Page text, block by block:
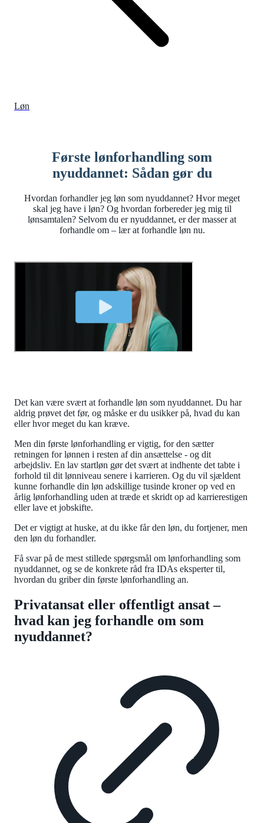
Løn
Første lønforhandling som
nyuddannet: Sådan gør du
Hvordan forhandler jeg løn som nyuddannet? Hvor meget
skal jeg have i løn? Og hvordan forbereder jeg mig til
lønsamtalen? Selvom du er nyuddannet, er der masser at
forhandle om – lær at forhandle løn nu.
Det kan være svært at forhandle løn som nyuddannet. Du har
aldrig prøvet det før, og måske er du usikker på, hvad du kan
eller hvor meget du kan kræve.
Men din første lønforhandling er vigtig, for den sætter
retningen for lønnen i resten af din ansættelse - og dit
arbejdsliv. En lav startløn gør det svært at indhente det tabte i
forhold til dit lønniveau senere i karrieren. Og du vil sjældent
kunne forhandle din løn adskillige tusinde kroner op ved en
årlig lønforhandling uden at træde et skridt op ad karrierestigen
eller lave et jobskifte.
Det er vigtigt at huske, at du ikke får den løn, du fortjener, men
den løn du forhandler.
Få svar på de mest stillede spørgsmål om lønforhandling som
nyuddannet, og se de konkrete råd fra IDAs eksperter til,
hvordan du griber din første lønforhandling an.
Privatansat eller offentligt ansat –
hvad kan jeg forhandle om som
nyuddannet?